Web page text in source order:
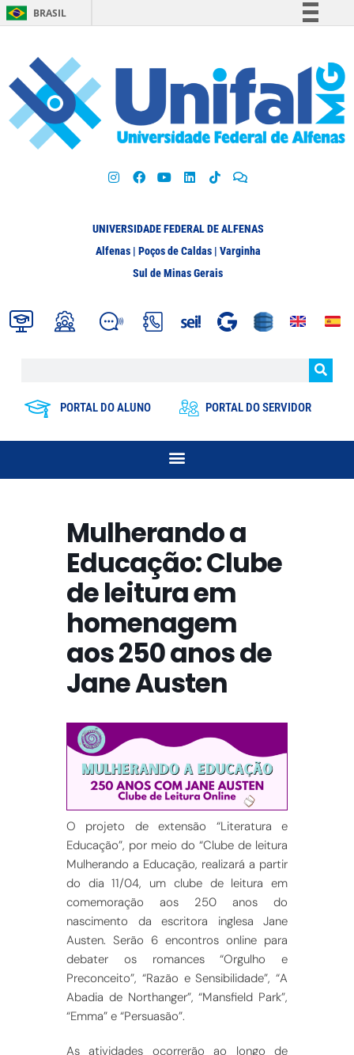
BRASIL
Participe
Acesso à informação
Legislação
UNIVERSIDADE FEDERAL DE ALFENAS
Alfenas | Poços de Caldas | Varginha
Sul de Minas Gerais
PORTAL DO ALUNO PORTAL DO SERVIDOR
Mulherando a
Educação: Clube
de leitura em
homenagem
aos 250 anos de
Jane Austen
O projeto de extensão “Literatura e
Educação”, por meio do “Clube de leitura
Mulherando a Educação, realizará a partir
do dia 11/04, um clube de leitura em
comemoração aos 250 anos do
nascimento da escritora inglesa Jane
Austen. Serão 6 encontros online para
debater os romances “Orgulho e
Preconceito”, “Razão e Sensibilidade”, “A
Abadia de Northanger”, “Mansfield Park”,
“Emma” e “Persuasão”.
As atividades ocorrerão ao longo de